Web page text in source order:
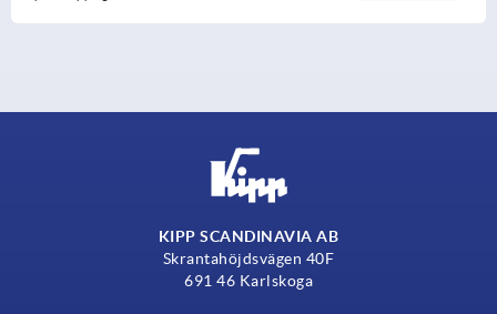
KIPP SCANDINAVIA AB
Skrantahöjdsvägen 40F
691 46 Karlskoga